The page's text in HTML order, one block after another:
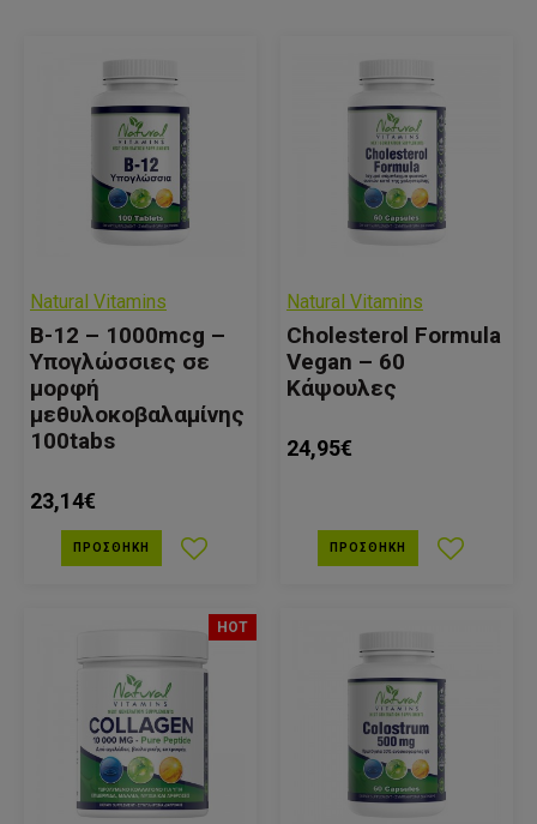
Natural Vitamins
B-12 – 1000mcg –
Υπογλώσσιες σε
μορφή
μεθυλοκοβαλαμίνης
100tabs
23,14€
ΠΡΟΣΘΉΚΗ
Natural Vitamins
Cholesterol Formula
Vegan – 60
Κάψουλες
24,95€
ΠΡΟΣΘΉΚΗ
HOT